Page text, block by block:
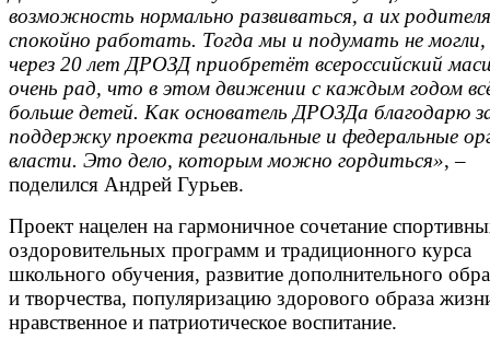
возможность нормально развиваться, а их
спокойно работать. Тогда мы и подумать не
через 20 лет ДРОЗД приобретёт всероссийский
очень рад, что в этом движении с каждым годом
больше детей. Как основатель ДРОЗДа благодарю
поддержку проекта региональные и федеральные
власти. Это дело, которым можно гордиться», –
поделился Андрей Гурьев.
Проект нацелен на гармоничное сочетание
оздоровительных программ и традиционного курса
школьного обучения, развитие дополнительного
и творчества, популяризацию здорового образа
нравственное и патриотическое воспитание.